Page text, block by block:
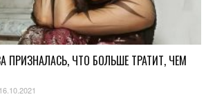
ПРИЗНАЛАСЬ, ЧТО БОЛЬШЕ ТРАТИТ, ЧЕМ
16.10.2021